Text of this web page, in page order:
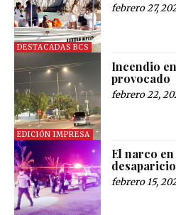
DESTACADAS BCS
febrero 27,
EDICIÓN IMPRESA
Incendio
provocado
febrero 22,
El narco
febrero 15,